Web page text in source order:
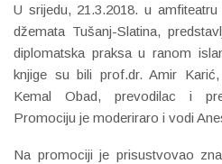
U srijedu, 21.3.2018. u
džemata Tušanj-Slatina,
diplomatska praksa u ranom
knjige su bili prof.dr. Amir
Kemal Obad, prevodilac i
Promociju je moderiraro i vodi
Na promociji je prisustvovao